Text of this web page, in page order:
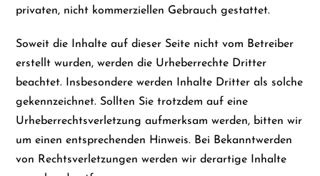
privaten, nicht kommerziellen Gebrauch gestattet.
Soweit die Inhalte auf dieser Seite nicht vom Betreiber
erstellt wurden, werden die Urheberrechte Dritter
beachtet. Insbesondere werden Inhalte Dritter als solche
gekennzeichnet. Sollten Sie trotzdem auf eine
Urheberrechtsverletzung aufmerksam werden, bitten wir
um einen entsprechenden Hinweis. Bei Bekanntwerden
von Rechtsverletzungen werden wir derartige Inhalte